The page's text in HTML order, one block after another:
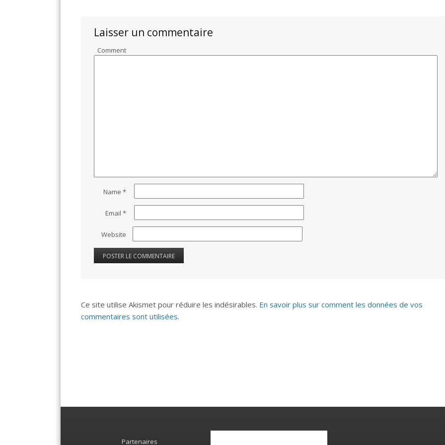
Laisser un commentaire
Comment
Name*
Email*
Website
Ce site utilise Akismet pour réduire les indésirables. En savoir plus sur comment les données de vos
commentaires sont utilisées.
Partenaires